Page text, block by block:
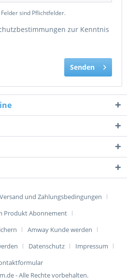
sind Pflichtfelder.
zur Kenntnis
Senden
Versand und Zahlungsbedingungen
Produkt Abonnement
Amway Kunde werden
Datenschutz
Impressum
- Alle Rechte vorbehalten.